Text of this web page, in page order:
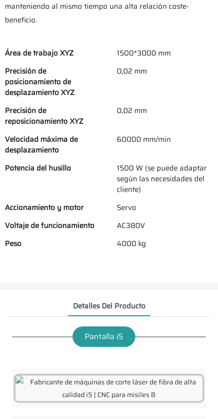
manteniendo al mismo tiempo una alta relación coste-
beneficio.
Área de trabajo XYZ
1500*3000 mm
Precisión de
posicionamiento de
desplazamiento XYZ
0,02 mm
Precisión de
reposicionamiento XYZ
0,02 mm
Velocidad máxima de
desplazamiento
60000 mm/min
Potencia del husillo
1500 W (se puede adaptar
según las necesidades del
cliente)
Accionamiento y motor
Servo
Voltaje de funcionamiento
AC380V
Peso
4000 kg
Detalles Del Producto
Pantalla i5